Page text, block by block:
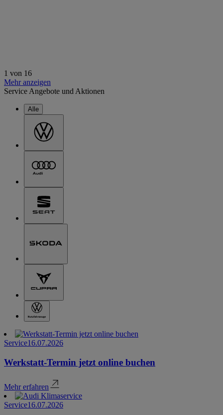
1 von 16
Mehr anzeigen
Service Angebote und Aktionen
Alle
Service16.07.2026
Werkstatt-Termin jetzt online buchen
Mehr erfahren
Service16.07.2026